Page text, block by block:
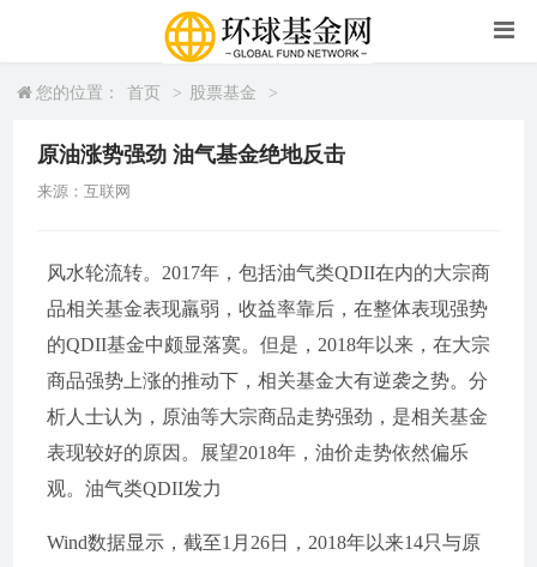
您的位置： 首页 > 股票基金 >
原油涨势强劲 油气基金绝地反击
来源：互联网
风水轮流转。2017年，包括油气类QDII在内的大宗商
品相关基金表现羸弱，收益率靠后，在整体表现强势
的QDII基金中颇显落寞。但是，2018年以来，在大宗
商品强势上涨的推动下，相关基金大有逆袭之势。分
析人士认为，原油等大宗商品走势强劲，是相关基金
表现较好的原因。展望2018年，油价走势依然偏乐
观。油气类QDII发力
Wind数据显示，截至1月26日，2018年以来14只与原